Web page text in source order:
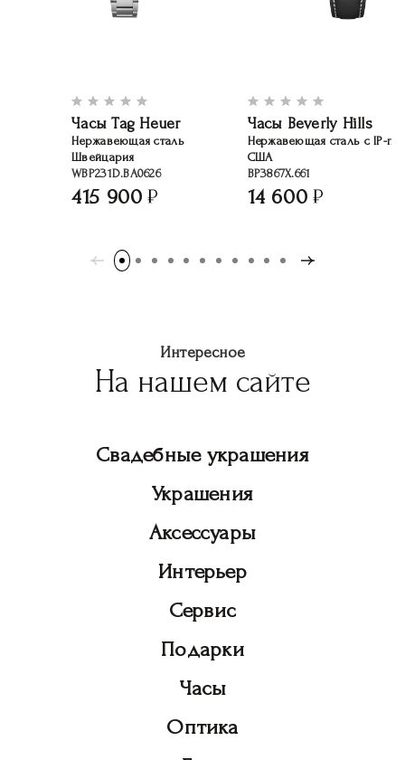
Часы Tag Heuer
Нержавеющая сталь
Швейцария
WBP231D.BA0626
415 900
Часы Beverly Hills
Нержавеющая сталь c IP-
США
BP3867X.661
14 600
Интересное
На нашем сайте
Свадебные украшения
Украшения
Аксессуары
Интерьер
Сервис
Подарки
Часы
Оптика